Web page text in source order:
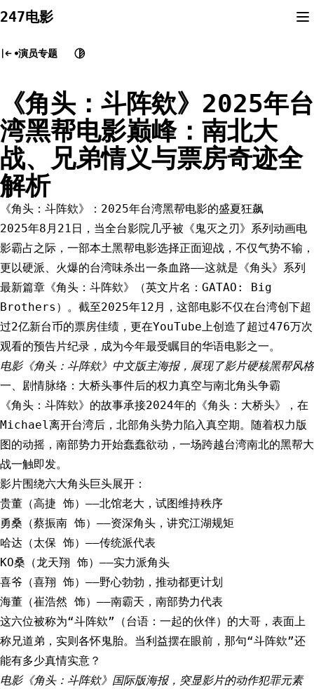
to
247电影
演员专题
《角头：斗阵欸》2025年台
湾黑帮电影巅峰：南北大
战、兄弟情义与票房奇迹全
解析
《角头：斗阵欸》：2025年台湾黑帮电影的盛夏狂飙
2025年8月21日，当全台影院几乎被《鬼灭之刃》系列动画电
影霸占之际，一部本土黑帮电影选择正面迎战，不仅气势不输，
更以硬派、火爆的台湾味杀出一条血路——这就是《角头》系列
最新篇章《角头：斗阵欸》（英文片名：GATAO: Big
Brothers）。截至2025年12月，这部电影不仅在台湾创下超
过2亿新台币的票房佳绩，更在YouTube上创造了超过476万次
观看的预告片纪录，成为今年最受瞩目的华语电影之一。
电影《角头：斗阵欸》中文版主海报，展现了影片硬核黑帮风格
一、剧情脉络：大桥头事件后的权力真空与南北角头争霸
《角头：斗阵欸》的故事承接2024年的《角头：大桥头》，在
Michael离开台湾后，北部角头势力陷入真空期。随着权力版
图的动摇，南部势力开始蠢蠢欲动，一场跨越台湾南北的黑帮大
战一触即发。
影片围绕六大角头巨头展开：
贵董（高捷 饰）——北馆老大，试图维持秩序
勇桑（蔡振南 饰）——资深角头，讲究江湖规矩
哈达（太保 饰）——传统派代表
KO桑（龙天翔 饰）——实力派角头
喜爷（喜翔 饰）——野心勃勃，推动都更计划
海董（崔浩然 饰）——南霸天，南部势力代表
这六位被称为“斗阵欸”（台语：一起的伙伴）的大哥，表面上
称兄道弟，实则各怀鬼胎。当利益摆在眼前，那句“斗阵欸”还
能有多少真情实意？
电影《角头：斗阵欸》国际版海报，突显影片的动作犯罪元素